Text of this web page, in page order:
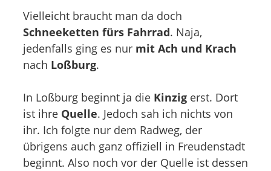
Vielleicht braucht man da doch
Schneeketten fürs Fahrrad. Naja,
jedenfalls ging es nur mit Ach und Krach
nach Loßburg.
In Loßburg beginnt ja die Kinzig erst. Dort
ist ihre Quelle. Jedoch sah ich nichts von
ihr. Ich folgte nur dem Radweg, der
übrigens auch ganz offiziell in Freudenstadt
beginnt. Also noch vor der Quelle ist dessen